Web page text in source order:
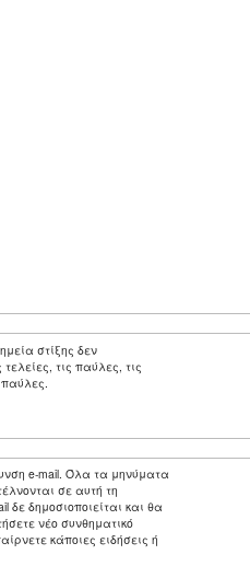
στίξης δεν
τις παύλες, τις
e-mail. Όλα τα μηνύματα
σε αυτή τη
δε δημοσιοποιείται και θα
νέο συνθηματικό
κάποιες ειδήσεις ή